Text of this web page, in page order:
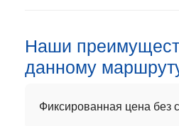
Наши
данному
Фиксированная цена без